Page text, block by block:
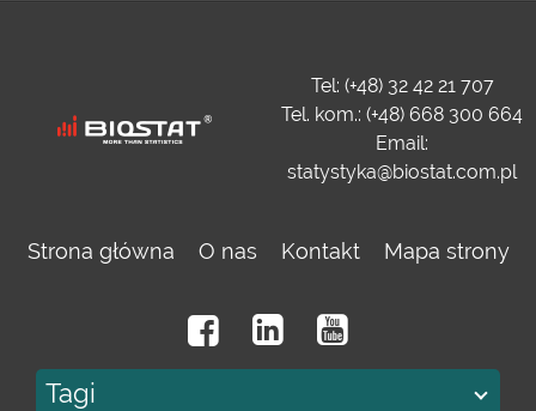
Tel: (+48) 32 42 21 707
Tel. kom.: (+48) 668 300 664
Email:
statystyka@biostat.com.pl
Strona główna O nas Kontakt Mapa strony
Tagi